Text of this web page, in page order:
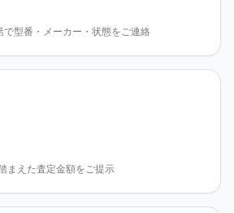
で型番・メーカー・状態をご連絡
まえた査定金額をご提示